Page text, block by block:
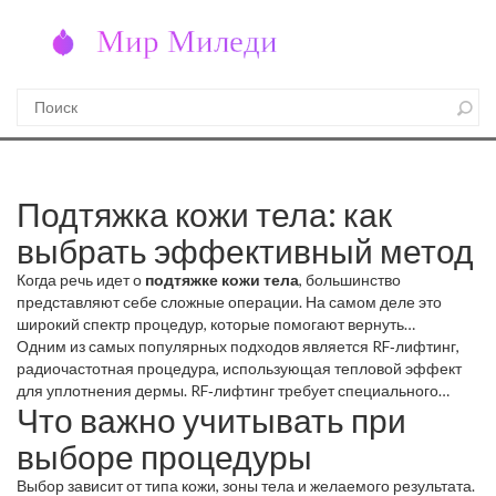
Подтяжка кожи тела: как
выбрать эффективный метод
Когда речь идет о подтяжке кожи тела, большинство
представляют себе сложные операции. На самом деле это
широкий спектр процедур, которые помогают вернуть
упругость, сгладить оздоровленные зоны и улучшить контур.
Подтяжка кожи тела,это комплекс немедицинских и
медицинских методик, направленных на укрепление дермы и
субкутанных тканей . Также известна каккоррекция тела
позволяет получить более подтянутый внешний вид без
хирургического вмешательства.Подтяжка кожи тела охватывает
разные технологии, но ключевой принцип одинаковый:
Одним из самых популярных подходов является RF‑лифтинг,
радиочастотная процедура, использующая тепловой эффект
для уплотнения дермы. RF‑лифтинг требует специального
аппарата и часто применяется в сочетании с массажем, что
повышает эффективность.Ультразвуковой SMAS‑лифтинг
аппаратная методика, проникающая в глубокие слои кожи и
создающая микровибрацию
, усиливает упругость за счёт
Что важно учитывать при
выборе процедуры
Выбор зависит от типа кожи, зоны тела и желаемого результата.